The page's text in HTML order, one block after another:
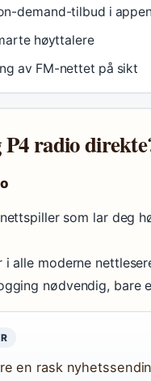
demand-tilbud i
høyttalere
av FM-nettet på sikt
radio
som lar deg
alle moderne
nødvendig, bare
en rask